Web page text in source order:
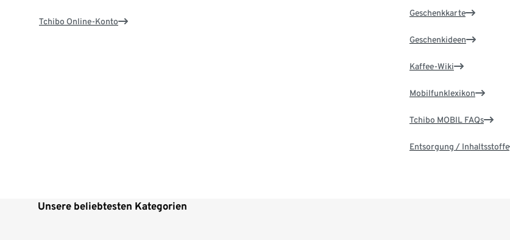
Tchibo Online-Konto
Geschenkkarte
Geschenkideen
Kaffee-Wiki
Mobilfunklexikon
Tchibo MOBIL FAQs
Entsorgung / Inhaltsstoffe
Unsere beliebtesten Kategorien